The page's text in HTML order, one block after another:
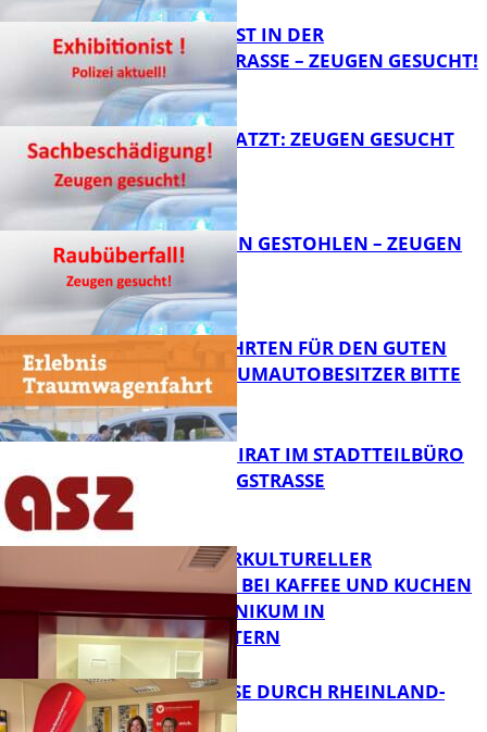
EXHIBITIONIST IN DER
VELMANNSTRASSE – ZEUGEN GESUCHT!
AUTO ZERKRATZT: ZEUGEN GESUCHT
FB News
TEURE KETTEN GESTOHLEN – ZEUGEN
GESUCHT!
FB News
SPENDENFAHRTEN FÜR DEN GUTEN
ZWECK – TRAUMAUTOBESITZER BITTE
MELDEN!
FB News
SENIORENBEIRAT IM STADTTEILBÜRO
IN DER KÖNIGSTRASSE
FB Gesundheit
NEUER INTERKULTURELLER
TREFFPUNKT BEI KAFFEE UND KUCHEN
IM PFALZKLINIKUM IN
KAISERSLAUTERN
SOMMERREISE DURCH RHEINLAND-
PFALZ